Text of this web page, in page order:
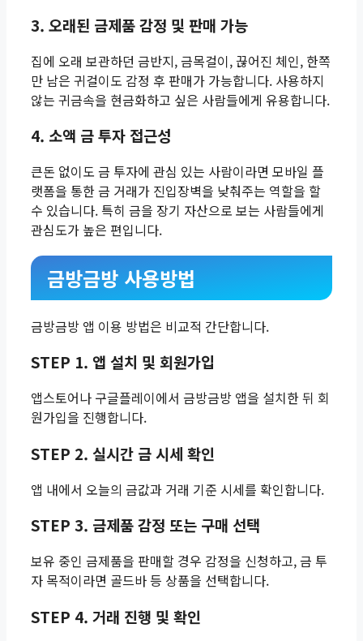
3. 오래된 금제품 감정 및 판매 가능
집에 오래 보관하던 금반지, 금목걸이, 끊어진 체인, 한쪽
만 남은 귀걸이도 감정 후 판매가 가능합니다. 사용하지
않는 귀금속을 현금화하고 싶은 사람들에게 유용합니다.
4. 소액 금 투자 접근성
큰돈 없이도 금 투자에 관심 있는 사람이라면 모바일 플
랫폼을 통한 금 거래가 진입장벽을 낮춰주는 역할을 할
수 있습니다. 특히 금을 장기 자산으로 보는 사람들에게
관심도가 높은 편입니다.
금방금방 사용방법
금방금방 앱 이용 방법은 비교적 간단합니다.
STEP 1. 앱 설치 및 회원가입
앱스토어나 구글플레이에서 금방금방 앱을 설치한 뒤 회
원가입을 진행합니다.
STEP 2. 실시간 금 시세 확인
앱 내에서 오늘의 금값과 거래 기준 시세를 확인합니다.
STEP 3. 금제품 감정 또는 구매 선택
보유 중인 금제품을 판매할 경우 감정을 신청하고, 금 투
자 목적이라면 골드바 등 상품을 선택합니다.
STEP 4. 거래 진행 및 확인